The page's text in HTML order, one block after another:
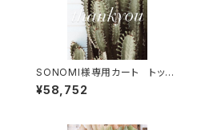
SONOMI様専用カート トップ
ス
¥58,752